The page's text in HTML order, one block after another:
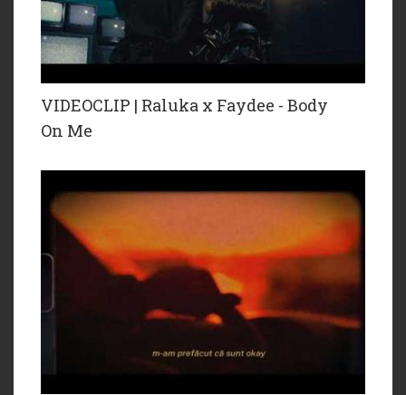
VIDEOCLIP | Raluka x Faydee - Body
On Me